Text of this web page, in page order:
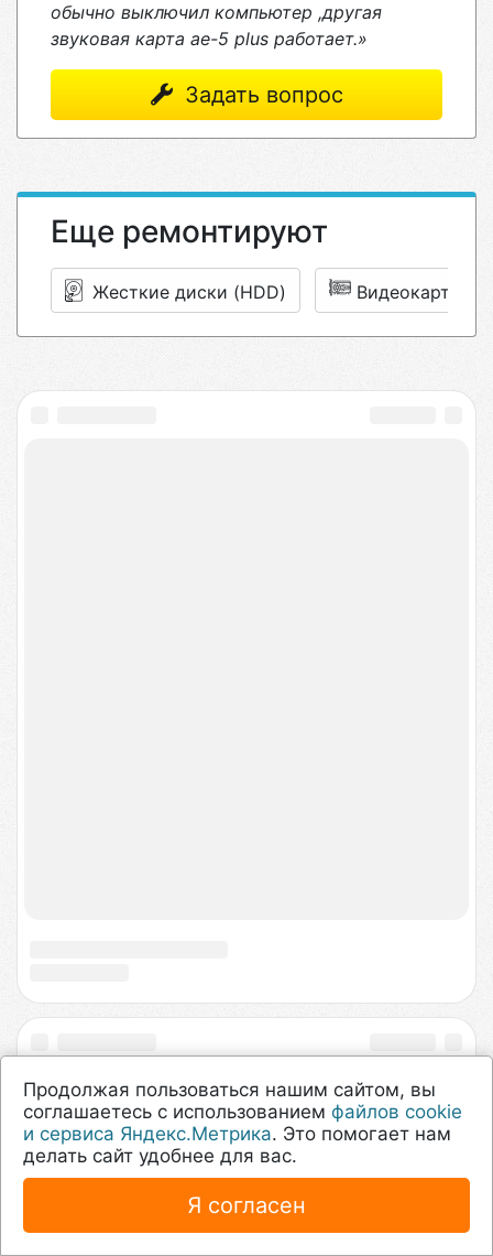
обычно выключил компьютер ,другая
звуковая карта ae-5 plus работает.»
Задать вопрос
Еще ремонтируют
Жесткие диски (HDD) Видеокарты
Техподдержка
Продолжая пользоваться нашим сайтом, вы
соглашаетесь с использованием файлов cookie
и сервиса Яндекс.Метрика. Это помогает нам
делать сайт удобнее для вас.
Я согласен